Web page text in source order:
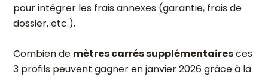
pour intégrer les frais annexes (garantie, frais de
dossier, etc.).
Combien de mètres carrés supplémentairesces
3 profils peuvent gagner en janvier 2026 grâce à la